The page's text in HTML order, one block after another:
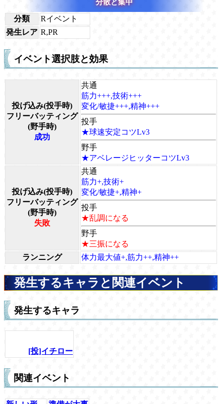
分散と集中
分類
Rイベント
発生レア R,PR
イベント選択肢と効果
投げ込み(投手時)
フリーバッティング
(野手時)
成功
共通
筋力+++,技術+++
変化/敏捷+++,精神+++
投手
★球速安定コツLv3
野手
★アベレージヒッターコツLv3
投げ込み(投手時)
フリーバッティング
(野手時)
失敗
共通
筋力+,技術+
変化/敏捷+,精神+
投手
★乱調になる
野手
★三振になる
ランニング
体力最大値+,筋力++,精神++
発生するキャラと関連イベント
発生するキャラ
[投]イチロー
関連イベント